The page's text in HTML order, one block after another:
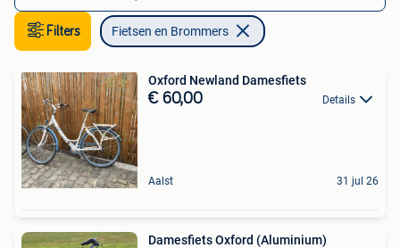
Filters Fietsen en Brommers
Oxford Newland Damesfiets
€ 60,00 Details
Aalst 31 jul 26
Damesfiets Oxford (Aluminium)